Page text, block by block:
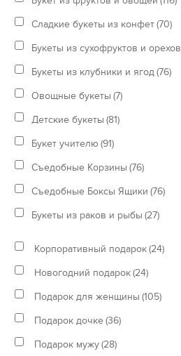
Сладкие букеты из конфет(70)
Букеты из сухофруктов и орехов
Букеты из клубники и ягод(76)
Овощные букеты (7)
Детские букеты (81)
Букет учителю (91)
Съедобные Корзины (76)
Съедобные Боксы Ящики (76)
Букеты из раков и рыбы (27)
Корпоративный подарок(24)
Новогодний подарок(24)
Подарок для женщины (105)
Подарок дочке(36)
Подарок мужу(28)